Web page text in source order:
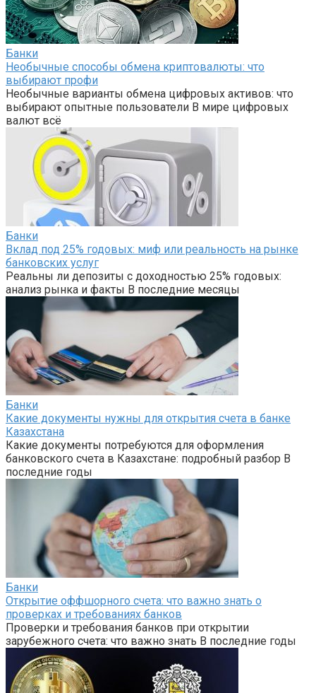
Банки
Необычные способы обмена криптовалюты: что
выбирают профи
Необычные варианты обмена цифровых активов: что
выбирают опытные пользователи В мире цифровых
валют всё
Банки
Вклад под 25% годовых: миф или реальность на рынке
банковских услуг
Реальны ли депозиты с доходностью 25% годовых:
анализ рынка и факты В последние месяцы
Банки
Какие документы нужны для открытия счета в банке
Казахстана
Какие документы потребуются для оформления
банковского счета в Казахстане: подробный разбор В
последние годы
Банки
Открытие оффшорного счета: что важно знать о
проверках и требованиях банков
Проверки и требования банков при открытии
зарубежного счета: что важно знать В последние годы